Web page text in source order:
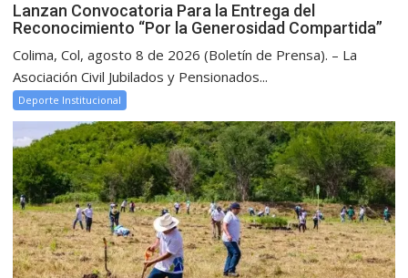
Lanzan Convocatoria Para la Entrega del
Reconocimiento “Por la Generosidad Compartida”
Colima, Col, agosto 8 de 2026 (Boletín de Prensa). – La
Asociación Civil Jubilados y Pensionados...
Deporte Institucional